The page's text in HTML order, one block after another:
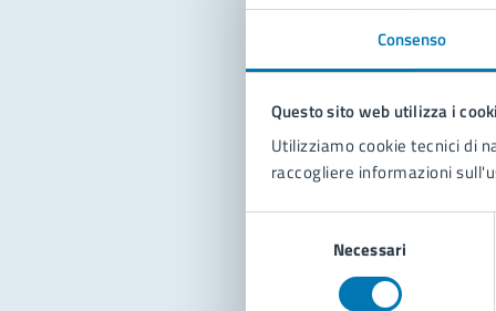
Consenso
Questo sito web utilizza i
Utilizziamo cookie tecnici di
raccogliere informazioni
Necessari